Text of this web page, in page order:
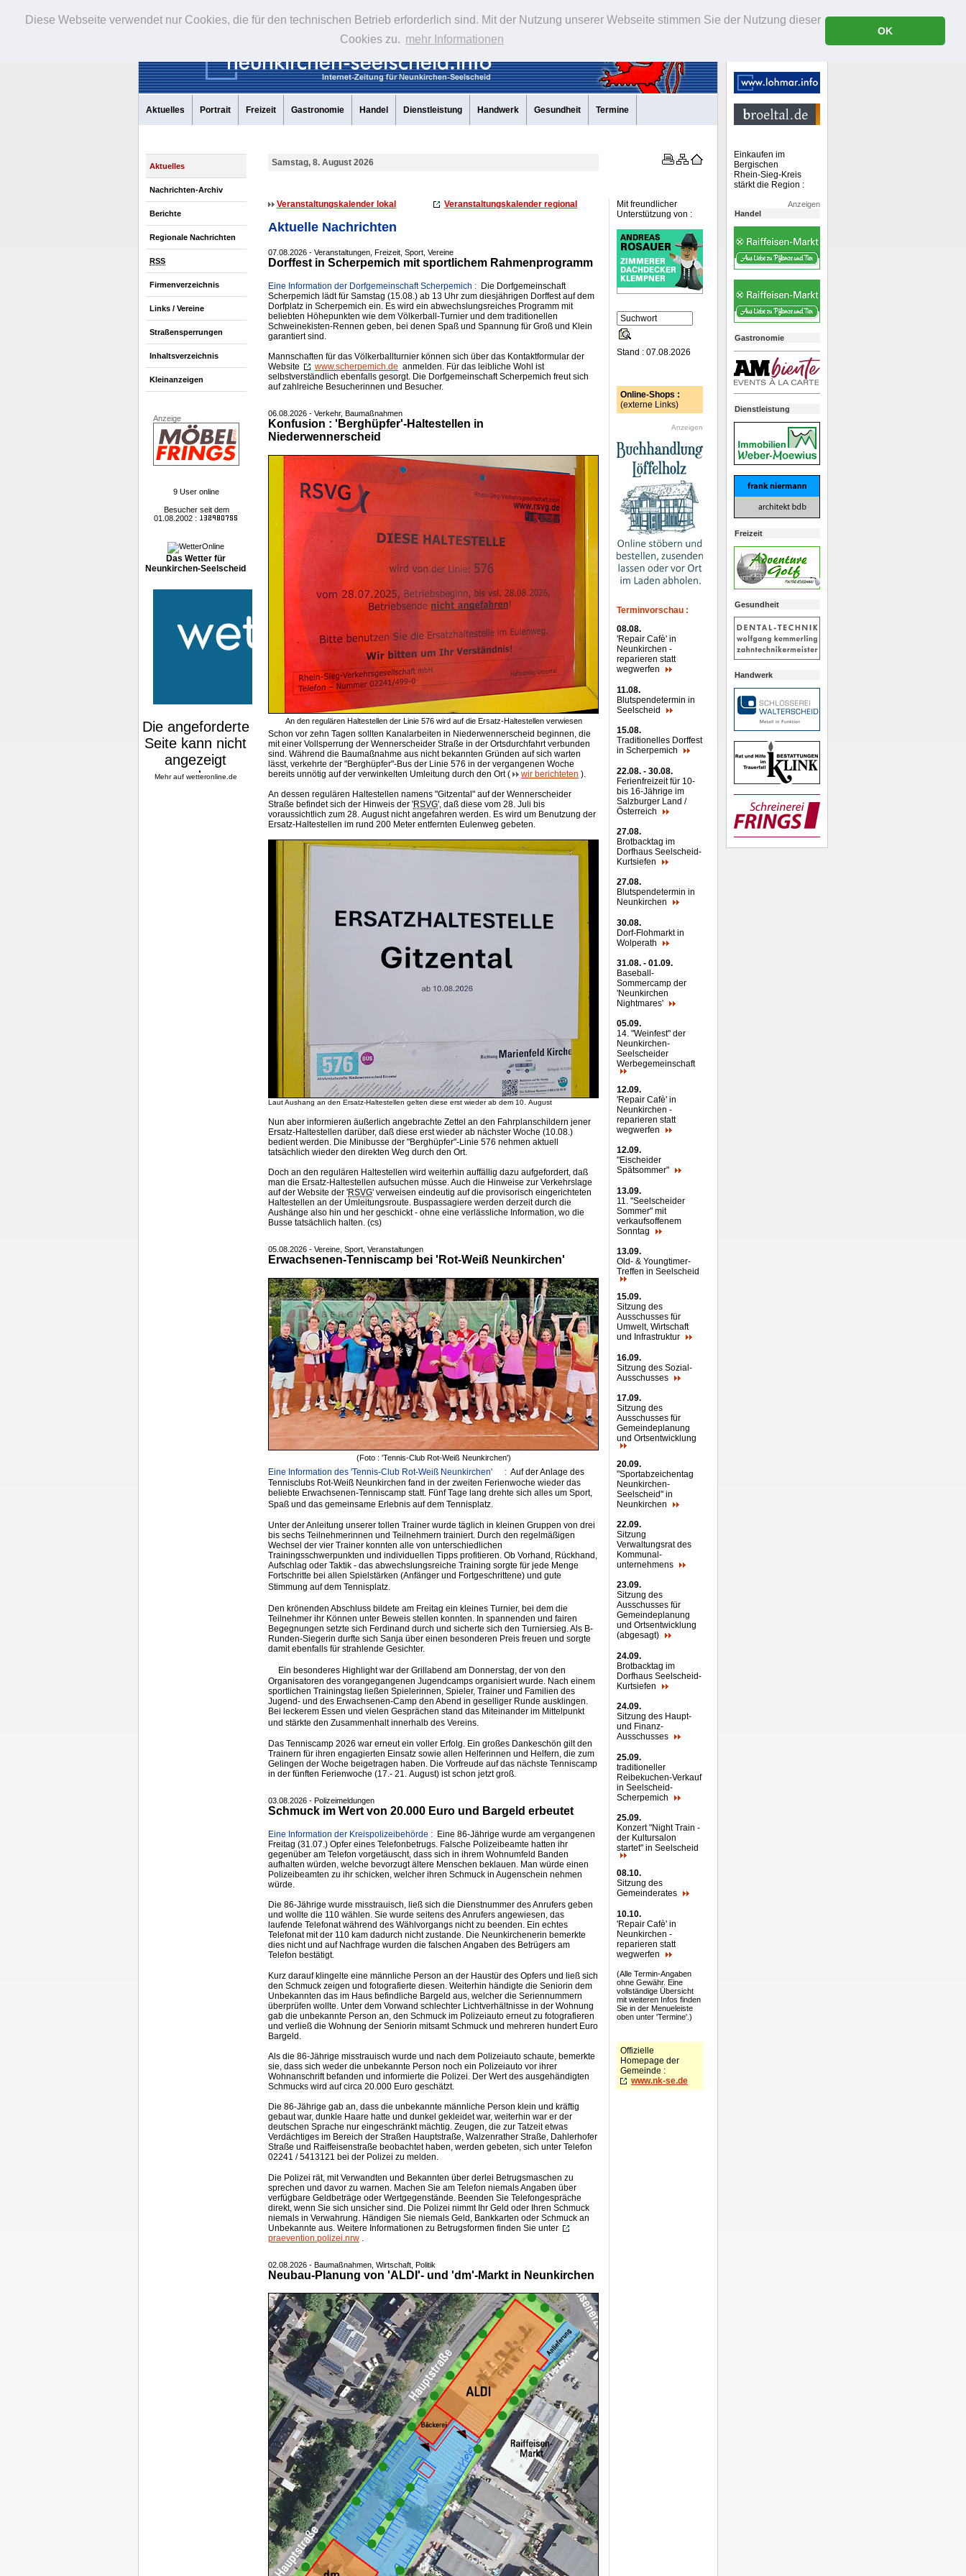
Diese Webseite verwendet nur Cookies, die für den technischen Betrieb erforderlich sind. Mit der Nutzung unserer Webseite stimmen Sie der Nutzung dieser
Cookies zu. mehr Informationen
OK
Aktuelles Portrait Freizeit Gastronomie Handel Dienstleistung Handwerk Gesundheit Termine
Aktuelles
Nachrichten-Archiv
Berichte
Regionale Nachrichten
RSS
Firmenverzeichnis
Links / Vereine
Straßensperrungen
Inhaltsverzeichnis
Kleinanzeigen
Anzeige
9 User online
Besucher seit dem
01.08.2002 :
Das Wetter für
Neunkirchen-Seelscheid
Mehr auf wetteronline.de
Samstag, 8. August 2026
Veranstaltungskalender lokal Veranstaltungskalender regional
Aktuelle Nachrichten
07.08.2026 - Veranstaltungen, Freizeit, Sport, Vereine
Dorffest in Scherpemich mit sportlichem Rahmenprogramm
Eine Information der Dorfgemeinschaft Scherpemich : Die Dorfgemeinschaft
Scherpemich lädt für Samstag (15.08.) ab 13 Uhr zum diesjährigen Dorffest auf dem
Dorfplatz in Scherpemich ein. Es wird ein abwechslungsreiches Programm mit
beliebten Höhepunkten wie dem Völkerball-Turnier und dem traditionellen
Schweinekisten-Rennen geben, bei denen Spaß und Spannung für Groß und Klein
garantiert sind.
Mannschaften für das Völkerballturnier können sich über das Kontaktformular der
Website
www.scherpemich.de anmelden. Für das leibliche Wohl ist
selbstverständlich ebenfalls gesorgt. Die Dorfgemeinschaft Scherpemich freut sich
auf zahlreiche Besucherinnen und Besucher.
06.08.2026 - Verkehr, Baumaßnahmen
Konfusion : 'Berghüpfer'-Haltestellen in
Niederwennerscheid
An den regulären Haltestellen der Linie 576 wird auf die Ersatz-Haltestellen verwiesen
Schon vor zehn Tagen sollten Kanalarbeiten in Niederwennerscheid beginnen, die
mit einer Vollsperrung der Wennerscheider Straße in der Ortsdurchfahrt verbunden
sind. Während die Baumaßnahme aus nicht bekannten Gründen auf sich warten
lässt, verkehrte der "Berghüpfer"-Bus der Linie 576 in der vergangenen Woche
bereits unnötig auf der verwinkelten Umleitung durch den Ort (
wir berichteten ).
An dessen regulären Haltestellen namens "Gitzental" auf der Wennerscheider
Straße befindet sich der Hinweis der 'RSVG', daß diese vom 28. Juli bis
voraussichtlich zum 28. August nicht angefahren werden. Es wird um Benutzung der
Ersatz-Haltestellen im rund 200 Meter entfernten Eulenweg gebeten.
Laut Aushang an den Ersatz-Haltestellen gelten diese erst wieder ab dem 10. August
Nun aber informieren äußerlich angebrachte Zettel an den Fahrplanschildern jener
Ersatz-Haltestellen darüber, daß diese erst wieder ab nächster Woche (10.08.)
bedient werden. Die Minibusse der "Berghüpfer"-Linie 576 nehmen aktuell
tatsächlich wieder den direkten Weg durch den Ort.
Doch an den regulären Haltestellen wird weiterhin auffällig dazu aufgefordert, daß
man die Ersatz-Haltestellen aufsuchen müsse. Auch die Hinweise zur Verkehrslage
auf der Website der 'RSVG' verweisen eindeutig auf die provisorisch eingerichteten
Haltestellen an der Umleitungsroute. Buspassagiere werden derzeit durch die
Aushänge also hin und her geschickt - ohne eine verlässliche Information, wo die
Busse tatsächlich halten. (cs)
05.08.2026 - Vereine, Sport, Veranstaltungen
Erwachsenen-Tenniscamp bei 'Rot-Weiß Neunkirchen'
(Foto : 'Tennis-Club Rot-Weiß Neunkirchen')
Eine Information des 'Tennis-Club Rot-Weiß Neunkirchen' : Auf der Anlage des
Tennisclubs Rot-Weiß Neunkirchen fand in der zweiten Ferienwoche wieder das
beliebte Erwachsenen-Tenniscamp statt. Fünf Tage lang drehte sich alles um Sport,
Spaß und das gemeinsame Erlebnis auf dem Tennisplatz.
Unter der Anleitung unserer tollen Trainer wurde täglich in kleinen Gruppen von drei
bis sechs Teilnehmerinnen und Teilnehmern trainiert. Durch den regelmäßigen
Wechsel der vier Trainer konnten alle von unterschiedlichen
Trainingsschwerpunkten und individuellen Tipps profitieren. Ob Vorhand, Rückhand,
Aufschlag oder Taktik - das abwechslungsreiche Training sorgte für jede Menge
Fortschritte bei allen Spielstärken (Anfänger und Fortgeschrittene) und gute
Stimmung auf dem Tennisplatz.
Den krönenden Abschluss bildete am Freitag ein kleines Turnier, bei dem die
Teilnehmer ihr Können unter Beweis stellen konnten. In spannenden und fairen
Begegnungen setzte sich Ferdinand durch und sicherte sich den Turniersieg. Als B-
Runden-Siegerin durfte sich Sanja über einen besonderen Preis freuen und sorgte
damit ebenfalls für strahlende Gesichter.
Ein besonderes Highlightwar der Grillabend am Donnerstag, der von den
Organisatoren des vorangegangenen Jugendcamps organisiert wurde. Nach einem
sportlichen Trainingstag ließen Spielerinnen, Spieler, Trainer und Familien des
Jugend- und des Erwachsenen-Camp den Abend in geselliger Runde ausklingen.
Bei leckerem Essen und vielen Gesprächen stand das Miteinander im Mittelpunkt
und stärkte den Zusammenhalt innerhalb des Vereins.
Das Tenniscamp 2026 war erneut ein voller Erfolg. Ein großes Dankeschön gilt den
Trainern für ihren engagierten Einsatz sowie allen Helferinnen und Helfern, die zum
Gelingen der Woche beigetragen haben. Die Vorfreude auf das nächste Tenniscamp
in der fünften Ferienwoche (17.- 21. August) ist schon jetzt groß.
03.08.2026 - Polizeimeldungen
Schmuck im Wert von 20.000 Euro und Bargeld erbeutet
Eine Information der Kreispolizeibehörde : Eine 86-Jährige wurde am vergangenen
Freitag (31.07.) Opfer eines Telefonbetrugs. Falsche Polizeibeamte hatten ihr
gegenüber am Telefon vorgetäuscht, dass sich in ihrem Wohnumfeld Banden
aufhalten würden, welche bevorzugt ältere Menschen beklauen. Man würde einen
Polizeibeamten zu ihr schicken, welcher ihren Schmuck in Augenschein nehmen
würde.
Die 86-Jährige wurde misstrauisch, ließ sich die Dienstnummer des Anrufers geben
und wollte die 110 wählen. Sie wurde seitens des Anrufers angewiesen, das
laufende Telefonat während des Wählvorgangs nicht zu beenden. Ein echtes
Telefonat mit der 110 kam dadurch nicht zustande. Die Neunkirchenerin bemerkte
dies nicht und auf Nachfrage wurden die falschen Angaben des Betrügers am
Telefon bestätigt.
Kurz darauf klingelte eine männliche Person an der Haustür des Opfers und ließ sich
den Schmuck zeigen und fotografierte diesen. Weiterhin händigte die Seniorin dem
Unbekannten das im Haus befindliche Bargeld aus, welcher die Seriennummern
überprüfen wollte. Unter dem Vorwand schlechter Lichtverhältnisse in der Wohnung
gab die unbekannte Person an, den Schmuck im Polizeiauto erneut zu fotografieren
und verließ die Wohnung der Seniorin mitsamt Schmuck und mehreren hundert Euro
Bargeld.
Als die 86-Jährige misstrauisch wurde und nach dem Polizeiauto schaute, bemerkte
sie, dass sich weder die unbekannte Person noch ein Polizeiauto vor ihrer
Wohnanschrift befanden und informierte die Polizei. Der Wert des ausgehändigten
Schmucks wird auf circa 20.000 Euro geschätzt.
Die 86-Jährige gab an, dass die unbekannte männliche Person klein und kräftig
gebaut war, dunkle Haare hatte und dunkel gekleidet war, weiterhin war er der
deutschen Sprache nur eingeschränkt mächtig. Zeugen, die zur Tatzeit etwas
Verdächtiges im Bereich der Straßen Hauptstraße, Walzenrather Straße, Dahlerhofer
Straße und Raiffeisenstraße beobachtet haben, werden gebeten, sich unter Telefon
02241 / 5413121 bei der Polizei zu melden.
Die Polizei rät, mit Verwandten und Bekannten über derlei Betrugsmaschen zu
sprechen und davor zu warnen. Machen Sie am Telefon niemals Angaben über
verfügbare Geldbeträge oder Wertgegenstände. Beenden Sie Telefongespräche
direkt, wenn Sie sich unsicher sind. Die Polizei nimmt Ihr Geld oder Ihren Schmuck
niemals in Verwahrung. Händigen Sie niemals Geld, Bankkarten oder Schmuck an
Unbekannte aus. Weitere Informationen zu Betrugsformen finden Sie unter
praevention.polizei.nrw .
02.08.2026 - Baumaßnahmen, Wirtschaft, Politik
Neubau-Planung von 'ALDI'- und 'dm'-Markt in Neunkirchen
Mit freundlicher
Unterstützung von :
Stand : 07.08.2026
Online-Shops :
(externe Links)
Anzeigen
Terminvorschau :
08.08.
'Repair Cafè' in
Neunkirchen -
reparieren statt
wegwerfen
11.08.
Blutspendetermin in
Seelscheid
15.08.
Traditionelles Dorffest
in Scherpemich
22.08. - 30.08.
Ferienfreizeit für 10-
bis 16-Jährige im
Salzburger Land /
Österreich
27.08.
Brotbacktag im
Dorfhaus Seelscheid-
Kurtsiefen
27.08.
Blutspendetermin in
Neunkirchen
30.08.
Dorf-Flohmarkt in
Wolperath
31.08. - 01.09.
Baseball -
Sommercamp der
'Neunkirchen
Nightmares'
05.09.
14. "Weinfest" der
Neunkirchen-
Seelscheider
Werbegemeinschaft
12.09.
'Repair Cafè' in
Neunkirchen -
reparieren statt
wegwerfen
12.09.
"Eischeider
Spätsommer"
13.09.
11. "Seelscheider
Sommer" mit
verkaufsoffenem
Sonntag
13.09.
Old- & Youngtimer-
Treffen in Seelscheid
15.09.
Sitzung des
Ausschusses für
Umwelt, Wirtschaft
und Infrastruktur
16.09.
Sitzung des Sozial-
Ausschusses
17.09.
Sitzung des
Ausschusses für
Gemeindeplanung
und Ortsentwicklung
20.09.
"Sportabzeichentag
Neunkirchen-
Seelscheid" in
Neunkirchen
22.09.
Sitzung
Verwaltungsrat des
Kommunal-
unternehmens
23.09.
Sitzung des
Ausschusses für
Gemeindeplanung
und Ortsentwicklung
(abgesagt)
24.09.
Brotbacktag im
Dorfhaus Seelscheid-
Kurtsiefen
24.09.
Sitzung des Haupt-
und Finanz-
Ausschusses
25.09.
traditioneller
Reibekuchen-Verkauf
in Seelscheid-
Scherpemich
25.09.
Konzert "Night Train -
der Kultursalon
startet" in Seelscheid
08.10.
Sitzung des
Gemeinderates
10.10.
'Repair Cafè' in
Neunkirchen -
reparieren statt
wegwerfen
(Alle Termin-Angaben
ohne Gewähr. Eine
vollständige Übersicht
mit weiteren Infos finden
Sie in der Menueleiste
oben unter 'Termine'.)
Offizielle
Homepage der
Gemeinde :
www.nk-se.de
Einkaufen im
Bergischen
Rhein-Sieg-Kreis
stärkt die Region :
Anzeigen
Handel
Gastronomie
Dienstleistung
Freizeit
Gesundheit
Handwerk